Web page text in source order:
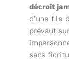
décroît
d’une file
prévaut
sans